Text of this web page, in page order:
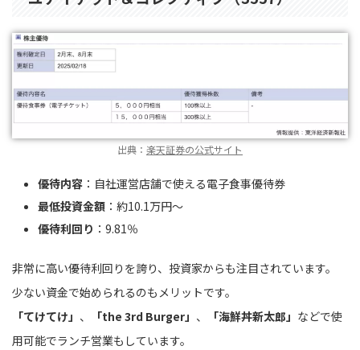
出典： 楽天証券の公式サイト
優待内容 ：自社運営店舗で使える電子食事優待券
最低投資金額 ：約10.1万円〜
優待利回り ：9.81％
非常に高い優待利回りを誇り、投資家からも注目されています。
少ない資金で始められるのもメリットです。
「てけてけ」 、 「the 3rd Burger」 、 「海鮮丼新太郎」 などで使
用可能でランチ営業もしています。